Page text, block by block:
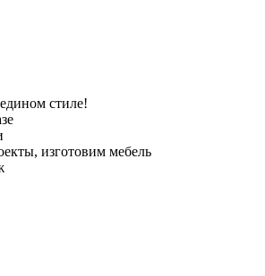
стиле!
изготовим мебель